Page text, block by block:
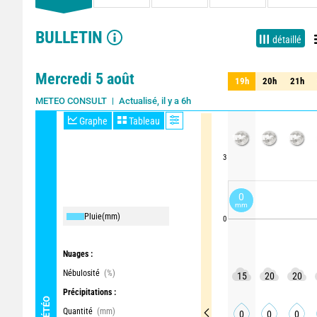
BULLETIN détaillé
Mercredi 5 août
METEO CONSULT Actualisé, il y a 6h
MÉTÉO
Graphe Tableau
Pluie(mm)
Nuages :
Nébulosité (%)
Précipitations :
Quantité (mm)
3
0
19h 20h 21h
19h 20h 21h
15 20 20
0 0 0
0
mm